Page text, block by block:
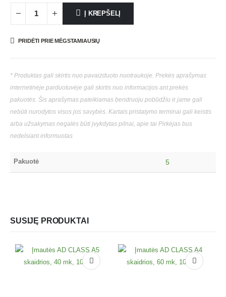
Į KREPŠELĮ
PRIDĖTI PRIE MĖGSTAMIAUSIŲ
* Produktas gali skirtis nuo pavaizduoto nuotraukoje. Prekės aprašymas
internetinėje parduotuvėje gali skirtis nuo informacijos ant prekės
pakuotės. Šis aprašymas pateikiamas bendruoju pobūdžiu ir jame gali
nebūti nurodytos visos jos savybės. Kartais pristatymo terminai gali keistis
arba užsakymas negalės būti įvykdytas pilnai, apie tai Pirkėjas bus
nedelsiant informuotas
Pakuotė 5
SUSIJĘ PRODUKTAI